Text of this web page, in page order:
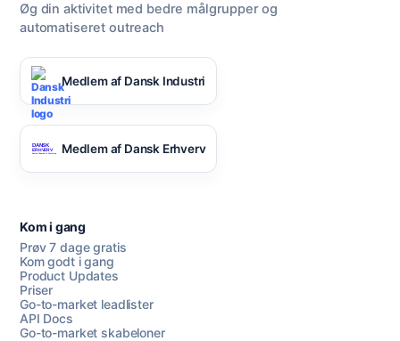
Øg din aktivitet med bedre målgrupper og
automatiseret outreach
Medlem af Dansk Industri
Medlem af Dansk Erhverv
Kom i gang
Prøv 7 dage gratis
Kom godt i gang
Product Updates
Priser
Go-to-market leadlister
API Docs
Go-to-market skabeloner